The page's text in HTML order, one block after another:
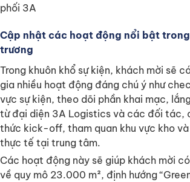
phối 3A
Cập nhật các hoạt động nổi bật
trương
Trong khuôn khổ sự kiện, khách mời sẽ
gia nhiều hoạt động đáng chú ý như
vực sự kiện, theo dõi phần khai mạc,
từ đại diện 3A Logistics và các đối tác,
thức kick-off, tham quan khu vực kho
thực tế tại trung tâm.
Các hoạt động này sẽ giúp khách mời
về quy mô 23.000 m², định hướng